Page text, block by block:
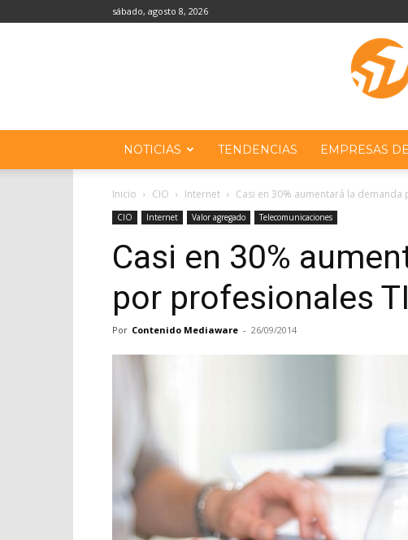
sábado, agosto 8, 2026
NOTICIAS TENDENCIAS EMPRESAS
Inicio CIO Internet Casi en 30% aumentará la demanda
CIO Internet Valor agregado Telecomunicaciones
Casi en 30%
por profesionales
Por Contenido Mediaware - 26/09/2014